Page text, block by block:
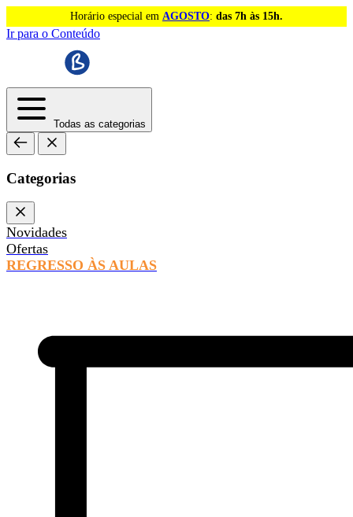
Horário especial em AGOSTO: das 7h às 15h.
Ir para o Conteúdo
Todas as categorias
Categorias
Novidades
Ofertas
REGRESSO ÀS AULAS